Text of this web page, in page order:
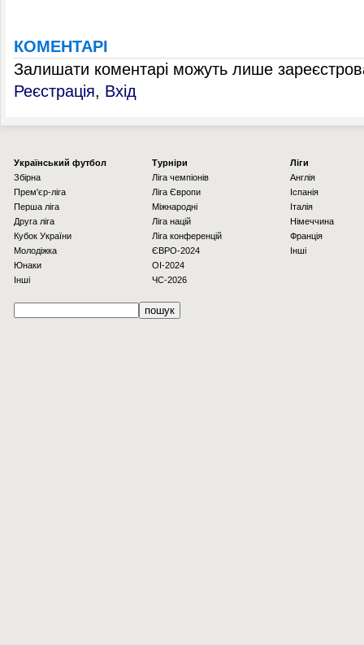
КОМЕНТАРІ
Залишати коментарі можуть лише
Реєстрація, Вхід
Українcький футбол
Збірна
Прем'єр-ліга
Перша ліга
Друга ліга
Кубок України
Молодіжка
Юнаки
Інші
Турніри
Ліга чемпіонів
Ліга Європи
Міжнародні
Ліга націй
Ліга конференцій
ЄВРО-2024
OI-2024
ЧС-2026
Ліги
Англія
Іспанія
Італія
Німеччина
Франція
Інші